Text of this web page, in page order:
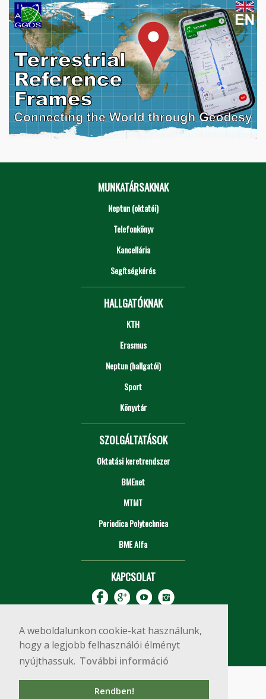
A weboldalunkon cookie-kat használunk,
hogy a legjobb felhasználói élményt
nyújthassuk. További információ
Rendben!
MUNKATÁRSAKNAK
Neptun (oktatói)
Telefonkönyv
Kancellária
Segítségkérés
HALLGATÓKNAK
KTH
Erasmus
Neptun (hallgatói)
Sport
Könyvtár
SZOLGÁLTATÁSOK
Oktatási keretrendszer
BMEnet
MTMT
Periodica Polytechnica
BME Alfa
KAPCSOLAT
Copyright © 2020 BME Építőmérnöki Kar